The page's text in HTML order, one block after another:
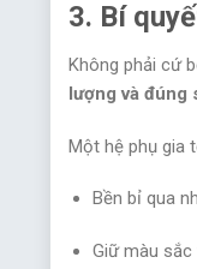
3. Bí
Không phải cứ
lượng và đúng
Một hệ phụ gia
Bền bỉ qua
Giữ màu